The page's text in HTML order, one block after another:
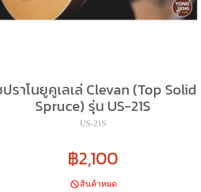
ปราโนยูคูเลเล่ Clevan (Top Solid
Spruce) รุ่น US-21S
US-21S
฿2,100
สินค้าหมด